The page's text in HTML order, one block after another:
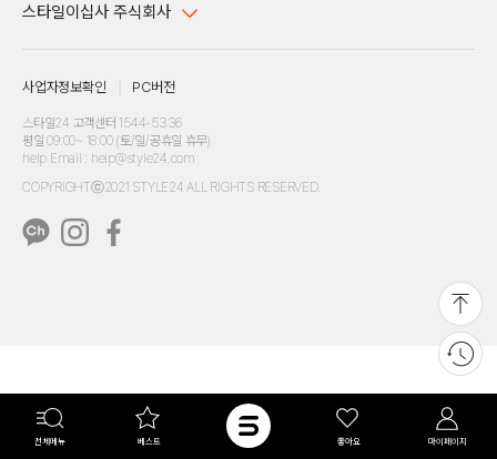
스타일이십사 주식회사
주소 : 서울시 강남구 논현로 633, 6층 (논현동, 한세엠케이빌딩)
사업자등록번호 : 116-81-32499
통신판매업신고번호 : 제 2024-서울강남-04239
개인정보보호책임자 : 배기영
고객센터 1544-5336(평일 09:00~ 18:00 토/일/공휴일 휴무)
사업자정보확인 PC버전
스타일24 고객센터 1544-5336
평일 09:00~ 18:00 (토/일/공휴일 휴무)
help Email : help@style24.com
COPYRIGHTⓒ2021 STYLE24 ALL RIGHTS RESERVED.